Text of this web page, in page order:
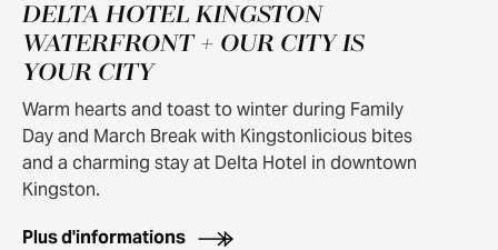
DELTA HOTEL KINGSTON
WATERFRONT + OUR CITY IS
YOUR CITY
Warm hearts and toast to winter during Family
Day and March Break with Kingstonlicious bites
and a charming stay at Delta Hotel in downtown
Kingston.
Plus d'informations